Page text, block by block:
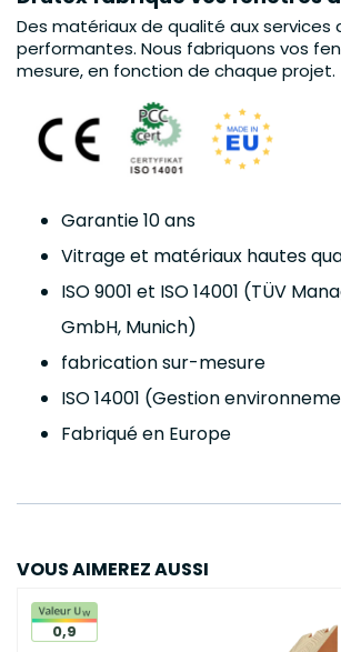
Des matériaux de qualité aux services
performantes. Nous fabriquons vos
mesure, en fonction de chaque projet.
Garantie 10 ans
Vitrage et matériaux hautes
ISO 9001 et ISO 14001 (TÜV
GmbH, Munich)
fabrication sur-mesure
ISO 14001 (Gestion
Fabriqué en Europe
VOUS AIMEREZ AUSSI
0,9